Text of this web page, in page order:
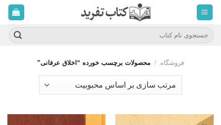
محتوا
برویدجستجو
برای:
فروشگاه / محصولات برچسب خورده “اخلاق عرفانی”